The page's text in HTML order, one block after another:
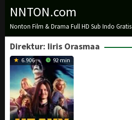
Loncat
konten
NNTON.com
Nonton Film & Drama Full HD Sub Indo Gratis
Direktur: Iiris Orasmaa
6.906 92 min